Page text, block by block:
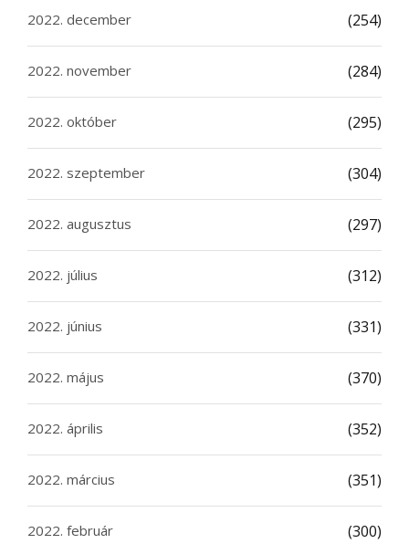
2022. december (254)
2022. november (284)
2022. október (295)
2022. szeptember (304)
2022. augusztus (297)
2022. július (312)
2022. június (331)
2022. május (370)
2022. április (352)
2022. március (351)
2022. február (300)